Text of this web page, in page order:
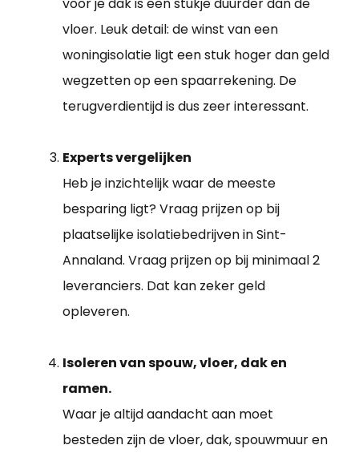
voor je dak is een stukje duurder dan de
vloer. Leuk detail: de winst van een
woningisolatie ligt een stuk hoger dan geld
wegzetten op een spaarrekening. De
terugverdientijd is dus zeer interessant.
Experts vergelijken
Heb je inzichtelijk waar de meeste
besparing ligt? Vraag prijzen op bij
plaatselijke isolatiebedrijven in Sint-
Annaland. Vraag prijzen op bij minimaal 2
leveranciers. Dat kan zeker geld
opleveren.
Isoleren van spouw, vloer, dak en
ramen.
Waar je altijd aandacht aan moet
besteden zijn de vloer, dak, spouwmuur en